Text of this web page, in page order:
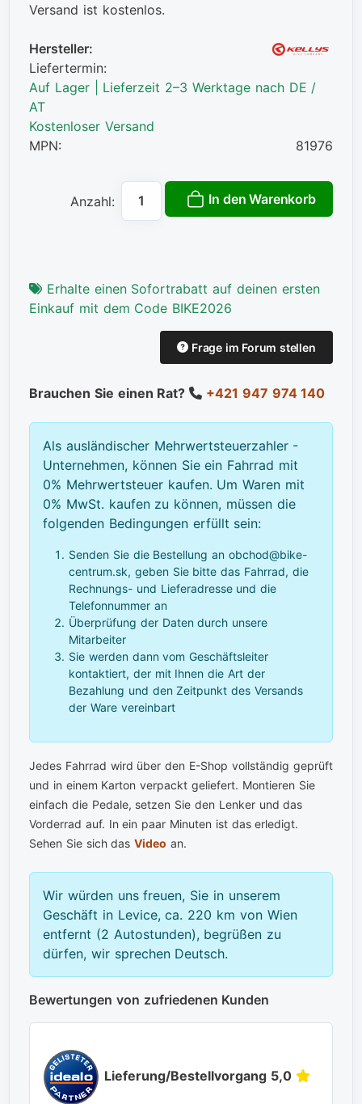
Versand ist kostenlos.
Hersteller:
Liefertermin:
Auf Lager | Lieferzeit 2–3 Werktage nach DE /
AT
Kostenloser Versand
MPN:
81976
Anzahl: In den Warenkorb
Erhalte einen Sofortrabatt auf deinen ersten
Einkauf mit dem Code BIKE2026
Frage im Forum stellen
Brauchen Sie einen Rat? +421 947 974 140
Als ausländischer Mehrwertsteuerzahler -
Unternehmen, können Sie ein Fahrrad mit
0% Mehrwertsteuer kaufen. Um Waren mit
0% MwSt. kaufen zu können, müssen die
folgenden Bedingungen erfüllt sein:
Senden Sie die Bestellung an obchod@bike-
centrum.sk, geben Sie bitte das Fahrrad, die
Rechnungs- und Lieferadresse und die
Telefonnummer an
Überprüfung der Daten durch unsere
Mitarbeiter
Sie werden dann vom Geschäftsleiter
kontaktiert, der mit Ihnen die Art der
Bezahlung und den Zeitpunkt des Versands
der Ware vereinbart
Jedes Fahrrad wird über den E-Shop vollständig geprüft
und in einem Karton verpackt geliefert. Montieren Sie
einfach die Pedale, setzen Sie den Lenker und das
Vorderrad auf. In ein paar Minuten ist das erledigt.
Sehen Sie sich dasVideo an.
Wir würden uns freuen, Sie in unserem
Geschäft in Levice, ca. 220 km von Wien
entfernt (2 Autostunden), begrüßen zu
dürfen, wir sprechen Deutsch.
Bewertungen von zufriedenen Kunden
Lieferung/Bestellvorgang 5,0